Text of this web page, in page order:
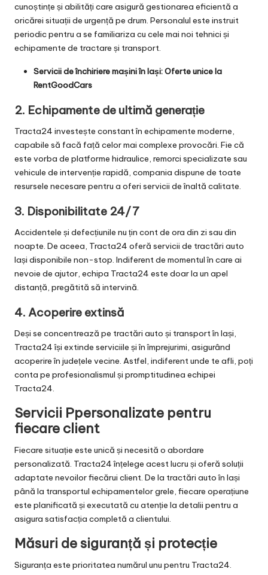
cunoștințe și abilități care asigură gestionarea eficientă a
oricărei situații de urgență pe drum. Personalul este instruit
periodic pentru a se familiariza cu cele mai noi tehnici și
echipamente de tractare și transport.
Servicii de închiriere mașini în Iași: Oferte unice la
RentGoodCars
2. Echipamente de ultimă generație
Tracta24 investește constant în echipamente moderne,
capabile să facă față celor mai complexe provocări. Fie că
este vorba de platforme hidraulice, remorci specializate sau
vehicule de intervenție rapidă, compania dispune de toate
resursele necesare pentru a oferi servicii de înaltă calitate.
3. Disponibilitate 24/7
Accidentele și defecțiunile nu țin cont de ora din zi sau din
noapte. De aceea, Tracta24 oferă servicii de tractări auto
Iași disponibile non-stop. Indiferent de momentul în care ai
nevoie de ajutor, echipa Tracta24 este doar la un apel
distanță, pregătită să intervină.
4. Acoperire extinsă
Deși se concentrează pe tractări auto și transport în Iași,
Tracta24 își extinde serviciile și în împrejurimi, asigurând
acoperire în județele vecine. Astfel, indiferent unde te afli, poți
conta pe profesionalismul și promptitudinea echipei
Tracta24.
Servicii Ppersonalizate pentru
fiecare client
Fiecare situație este unică și necesită o abordare
personalizată. Tracta24 înțelege acest lucru și oferă soluții
adaptate nevoilor fiecărui client. De la tractări auto în Iași
până la transportul echipamentelor grele, fiecare operațiune
este planificată și executată cu atenție la detalii pentru a
asigura satisfacția completă a clientului.
Măsuri de siguranță și protecție
Siguranța este prioritatea numărul unu pentru Tracta24.